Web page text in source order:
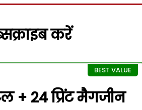
करें
+ 24 प्रिंट मैगजीन